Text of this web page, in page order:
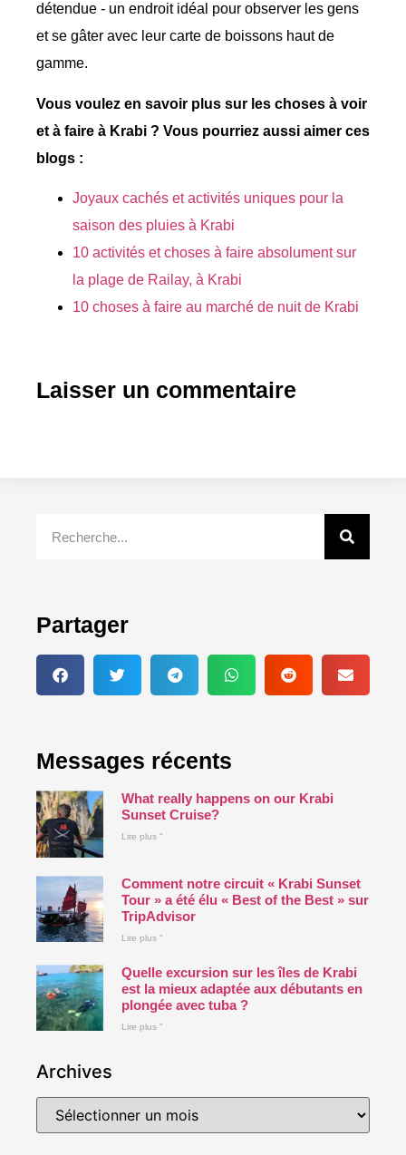
détendue - un endroit idéal pour observer les gens
et se gâter avec leur carte de boissons haut de
gamme.
Vous voulez en savoir plus sur les choses à voir
et à faire à Krabi ? Vous pourriez aussi aimer ces
blogs :
Joyaux cachés et activités uniques pour la
saison des pluies à Krabi
10 activités et choses à faire absolument sur
la plage de Railay, à Krabi
10 choses à faire au marché de nuit de Krabi
Laisser un commentaire
Partager
Messages récents
What really happens on our Krabi
Sunset Cruise?
Lire plus "
Comment notre circuit « Krabi Sunset
Tour » a été élu « Best of the Best » sur
TripAdvisor
Lire plus "
Quelle excursion sur les îles de Krabi
est la mieux adaptée aux débutants en
plongée avec tuba ?
Lire plus "
Archives